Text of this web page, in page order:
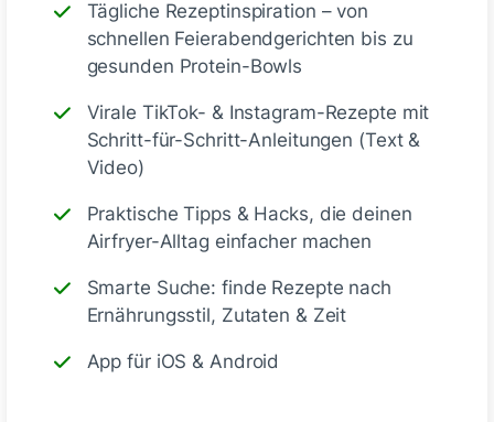
Tägliche Rezeptinspiration – von
schnellen Feierabendgerichten bis zu
gesunden Protein-Bowls
Virale TikTok- & Instagram-Rezepte mit
Schritt-für-Schritt-Anleitungen (Text &
Video)
Praktische Tipps & Hacks, die deinen
Airfryer-Alltag einfacher machen
Smarte Suche: finde Rezepte nach
Ernährungsstil, Zutaten & Zeit
App für iOS & Android